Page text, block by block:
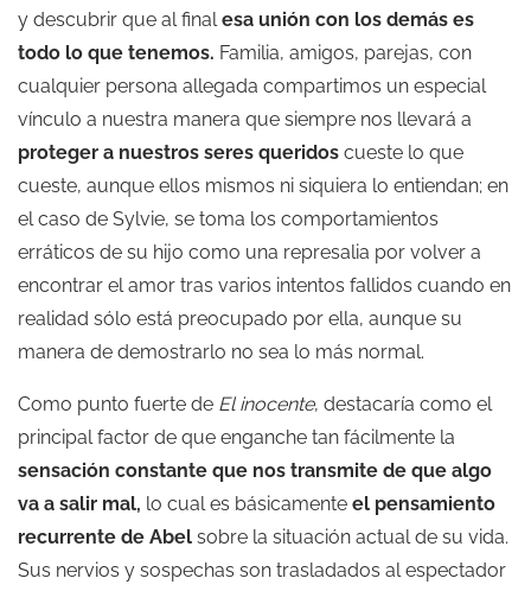
y descubrir que al finalesa unión con los demás es
todo lo que tenemos. Familia, amigos, parejas, con
cualquier persona allegada compartimos un especial
vínculo a nuestra manera que siempre nos llevará a
proteger a nuestros seres queridos cueste lo que
cueste, aunque ellos mismos ni siquiera lo entiendan; en
el caso de Sylvie, se toma los comportamientos
erráticos de su hijo como una represalia por volver a
encontrar el amor tras varios intentos fallidos cuando en
realidad sólo está preocupado por ella, aunque su
manera de demostrarlo no sea lo más normal.
Como punto fuerte de El inocente, destacaría como el
principal factor de que enganche tan fácilmente la
sensación constante que nos transmite de que algo
va a salir mal, lo cual es básicamente el pensamiento
recurrente de Abel sobre la situación actual de su vida.
Sus nervios y sospechas son trasladados al espectador